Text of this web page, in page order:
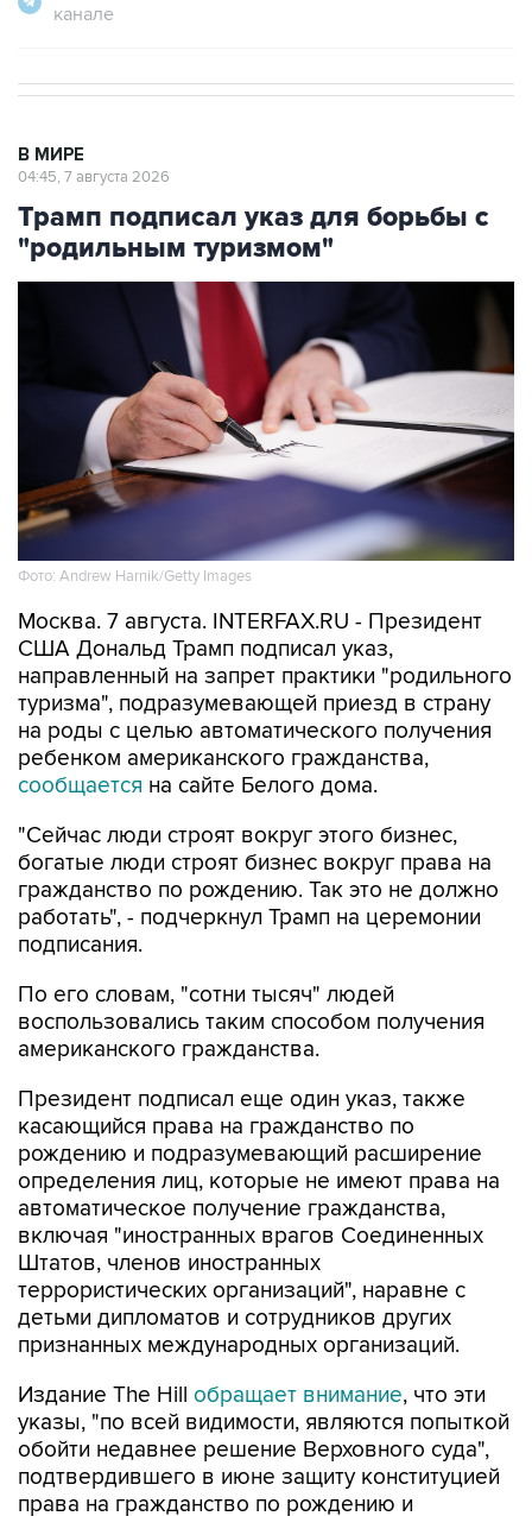
канале
В МИРЕ
04:45, 7 августа 2026
Трамп подписал указ для борьбы с
"родильным туризмом"
Фото: Andrew Harnik/Getty Images
Москва. 7 августа. INTERFAX.RU - Президент
США Дональд Трамп подписал указ,
направленный на запрет практики "родильного
туризма", подразумевающей приезд в страну
на роды с целью автоматического получения
ребенком американского гражданства,
сообщается на сайте Белого дома.
"Сейчас люди строят вокруг этого бизнес,
богатые люди строят бизнес вокруг права на
гражданство по рождению. Так это не должно
работать", - подчеркнул Трамп на церемонии
подписания.
По его словам, "сотни тысяч" людей
воспользовались таким способом получения
американского гражданства.
Президент подписал еще один указ, также
касающийся права на гражданство по
рождению и подразумевающий расширение
определения лиц, которые не имеют права на
автоматическое получение гражданства,
включая "иностранных врагов Соединенных
Штатов, членов иностранных
террористических организаций", наравне с
детьми дипломатов и сотрудников других
признанных международных организаций.
Издание The Hill обращает внимание, что эти
указы, "по всей видимости, являются попыткой
обойти недавнее решение Верховного суда",
подтвердившего в июне защиту конституцией
права на гражданство по рождению и